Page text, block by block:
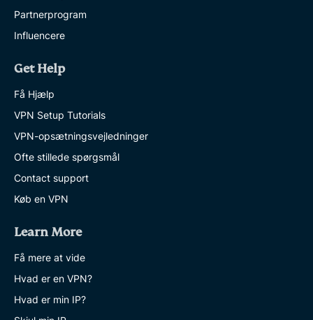
Partnerprogram
Influencere
Get Help
Få Hjælp
VPN Setup Tutorials
VPN-opsætningsvejledninger
Ofte stillede spørgsmål
Contact support
Køb en VPN
Learn More
Få mere at vide
Hvad er en VPN?
Hvad er min IP?